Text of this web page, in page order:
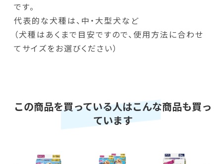
です。
代表的な犬種は、中・大型犬など
（犬種はあくまで目安ですので、使用方法に合わせ
てサイズをお選びください）
この商品を買っている人はこんな商品も買っ
ています